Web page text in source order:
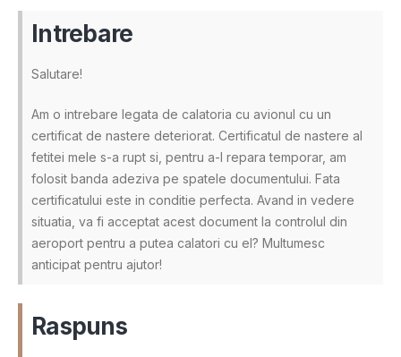
Intrebare
Salutare!
Am o intrebare legata de calatoria cu avionul cu un
certificat de nastere deteriorat. Certificatul de nastere al
fetitei mele s-a rupt si, pentru a-l repara temporar, am
folosit banda adeziva pe spatele documentului. Fata
certificatului este in conditie perfecta. Avand in vedere
situatia, va fi acceptat acest document la controlul din
aeroport pentru a putea calatori cu el? Multumesc
anticipat pentru ajutor!
Raspuns